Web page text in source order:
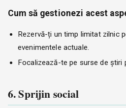
Cum să gestionezi acest
Rezervă-ți un timp limitat zilnic
evenimentele actuale.
Focalizează-te pe surse de știri
6. Sprijin social